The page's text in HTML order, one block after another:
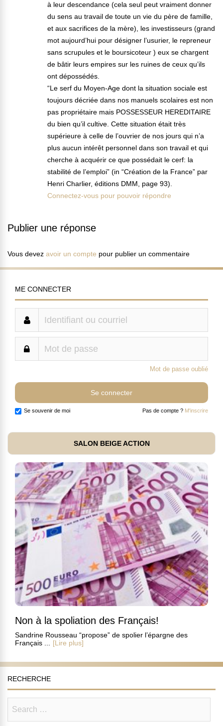
à leur descendance (cela seul peut vraiment donner
du sens au travail de toute un vie du père de famille,
et aux sacrifices de la mère), les investisseurs (grand
mot aujourd’hui pour désigner l’usurier, le repreneur
sans scrupules et le boursicoteur ) eux se chargent
de bâtir leurs empires sur les ruines de ceux qu’ils
ont dépossédés.
“Le serf du Moyen-Age dont la situation sociale est
toujours décriée dans nos manuels scolaires est non
pas propriétaire mais POSSESSEUR HEREDITAIRE
du bien qu’il cultive. Cette situation était très
supérieure à celle de l’ouvrier de nos jours qui n’a
plus aucun intérêt personnel dans son travail et qui
cherche à acquérir ce que possédait le cerf: la
stabilité de l’emploi” (in “Création de la France” par
Henri Charlier, éditions DMM, page 93).
Connectez-vous pour pouvoir répondre
Publier une réponse
Vous devez avoir un compte pour publier un commentaire
ME CONNECTER
Mot de passe oublié
Se souvenir de moi Pas de compte ? M'inscrire
SALON BEIGE ACTION
Non à la spoliation des Français!
Sandrine Rousseau “propose” de spolier l’épargne des
Français ...
[Lire plus]
RECHERCHE